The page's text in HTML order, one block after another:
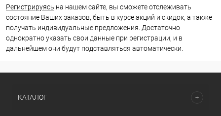
Регистрируясь на нашем сайте, вы сможете отслеживать
состояние Ваших заказов, быть в курсе акций и скидок, а также
получать индивидуальные предложения. Достаточно
однократно указать свои данные при регистрации, и в
дальнейшем они будут подставляться автоматически.
КАТАЛОГ